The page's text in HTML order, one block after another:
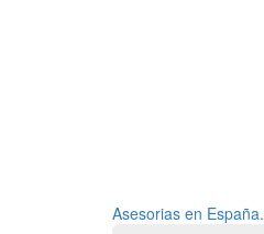
Asesorias en España.